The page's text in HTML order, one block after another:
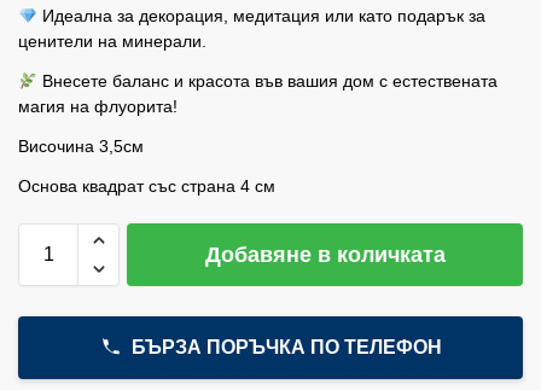
Идеална за декорация, медитация или като подарък за
ценители на минерали.
Внесете баланс и красота във вашия дом с естествената
магия на флуорита!
Височина 3,5см
Основа квадрат със страна 4 см
Добавяне в количката
БЪРЗА ПОРЪЧКА ПО ТЕЛЕФОН